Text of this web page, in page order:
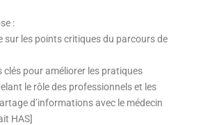
:
sur les points critiques du parcours de
clés pour améliorer les pratiques
le rôle des professionnels et les
d’informations avec le médecin
HAS]